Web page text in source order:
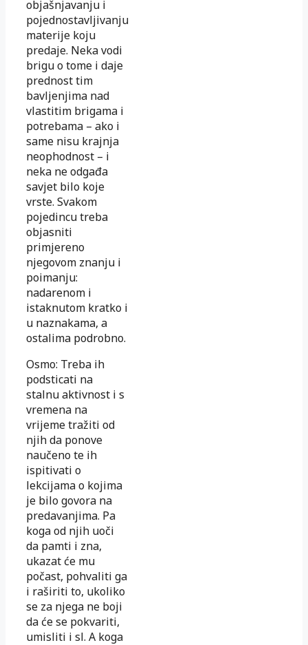
objašnjavanju i
pojednostavljivanju
materije koju
predaje. Neka vodi
brigu o tome i daje
prednost tim
bavljenjima nad
vlastitim brigama i
potrebama – ako i
same nisu krajnja
neophodnost – i
neka ne odgađa
savjet bilo koje
vrste. Svakom
pojedincu treba
objasniti
primjereno
njegovom znanju i
poimanju:
nadarenom i
istaknutom kratko i
u naznakama, a
ostalima podrobno.
Osmo: Treba ih
podsticati na
stalnu aktivnost i s
vremena na
vrijeme tražiti od
njih da ponove
naučeno te ih
ispitivati o
lekcijama o kojima
je bilo govora na
predavanjima. Pa
koga od njih uoči
da pamti i zna,
ukazat će mu
počast, pohvaliti ga
i raširiti to, ukoliko
se za njega ne boji
da će se pokvariti,
umisliti i sl. A koga